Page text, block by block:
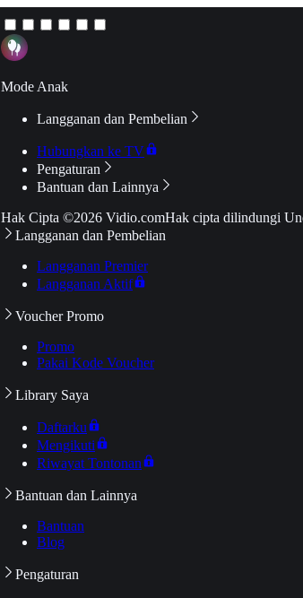
Mode Anak
Langganan dan Pembelian
Hubungkan ke TV
Pengaturan
Bantuan dan Lainnya
Hak Cipta ©2026 Vidio.comHak cipta dilindungi
Langganan dan Pembelian
Langganan Premier
Langganan Aktif
Voucher Promo
Promo
Pakai Kode Voucher
Library Saya
Daftarku
Mengikuti
Riwayat Tontonan
Bantuan dan Lainnya
Bantuan
Blog
Pengaturan